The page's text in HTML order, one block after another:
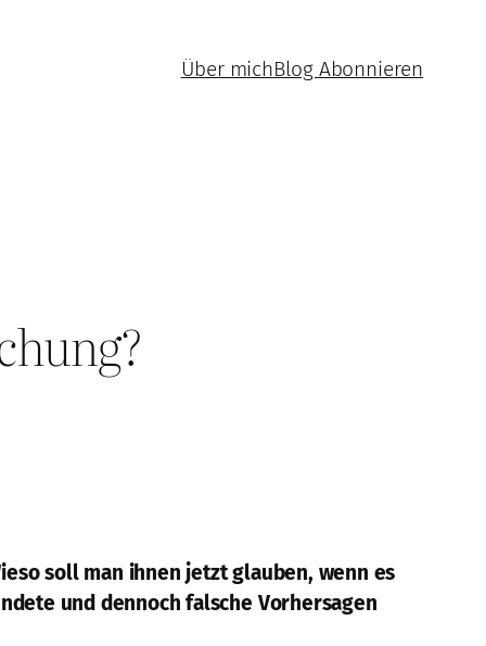
Über michBlog Abonnieren
soll man ihnen jetzt glauben, wenn es
und dennoch falsche Vorhersagen